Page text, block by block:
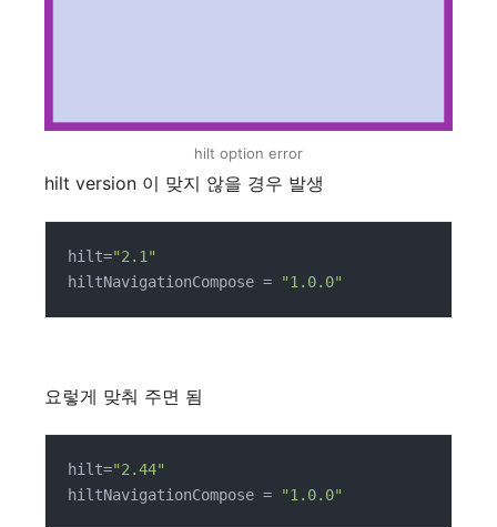
hilt option error
hilt version 이 맞지 않을 경우 발생
hilt="2.1"
hiltNavigationCompose =
"1.0.0"
요렇게 맞춰 주면 됨
hilt="2.44"
hiltNavigationCompose =
"1.0.0"